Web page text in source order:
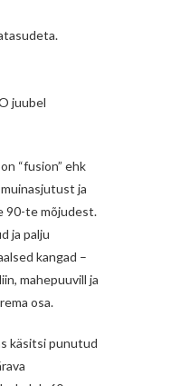
juubel
“fusion” ehk
ja
90-te mõjudest.
ja palju
kangad –
mahepuuvill ja
osa.
käsitsi punutud